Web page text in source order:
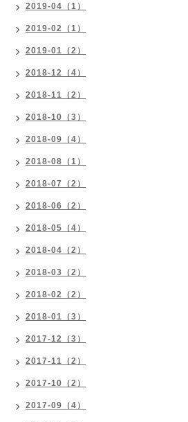
2019-04（1）
2019-02（1）
2019-01（2）
2018-12（4）
2018-11（2）
2018-10（3）
2018-09（4）
2018-08（1）
2018-07（2）
2018-06（2）
2018-05（4）
2018-04（2）
2018-03（2）
2018-02（2）
2018-01（3）
2017-12（3）
2017-11（2）
2017-10（2）
2017-09（4）